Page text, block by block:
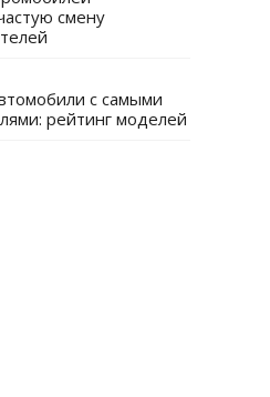
смену
с самыми
рейтинг моделей